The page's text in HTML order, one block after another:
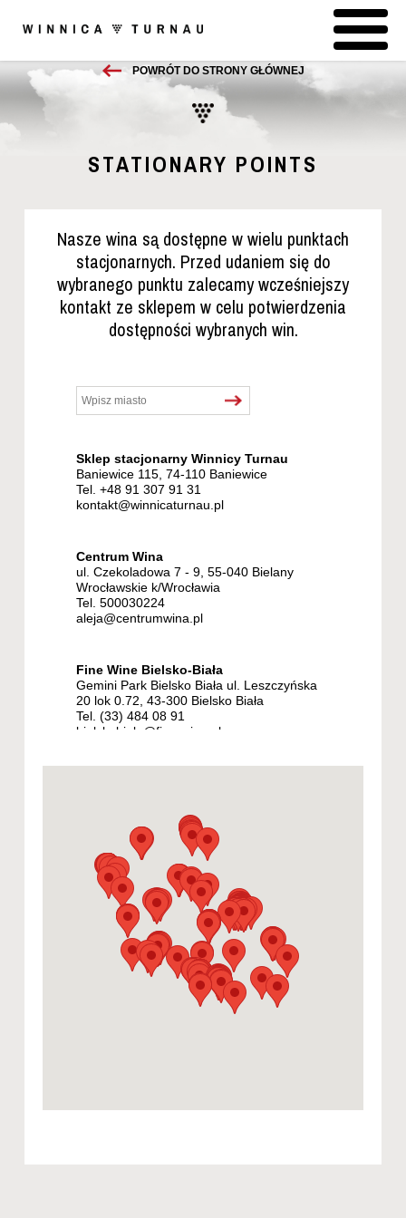
POWRÓT DO STRONY GŁÓWNEJ
STATIONARY POINTS
Nasze wina są dostępne w wielu punktach
stacjonarnych. Przed udaniem się do
wybranego punktu zalecamy wcześniejszy
kontakt ze sklepem w celu potwierdzenia
dostępności wybranych win.
Sklep stacjonarny Winnicy Turnau
Baniewice 115, 74-110 Baniewice
Tel. +48 91 307 91 31
kontakt@winnicaturnau.pl
Centrum Wina
ul. Czekoladowa 7 - 9, 55-040 Bielany
Wrocławskie k/Wrocławia
Tel. 500030224
aleja@centrumwina.pl
Fine Wine Bielsko-Biała
Gemini Park Bielsko Biała ul. Leszczyńska
20 lok 0.72, 43-300 Bielsko Biała
Tel. (33) 484 08 91
bielskobiala@fine-wine.pl
Tel. 668 693 395
bielsko-biala@winoznawscy.pl
Winosfera
Gimnazjalna 6, 85-007 Bydgoszcz
Tel. +48 52 322 83 29
bydgoszcz@winosfera.pl
ul. Wojska Polskiego 1, 85-171 Bydgoszcz
Ul. Wrocławska 3 (Park Hotel), 85-211